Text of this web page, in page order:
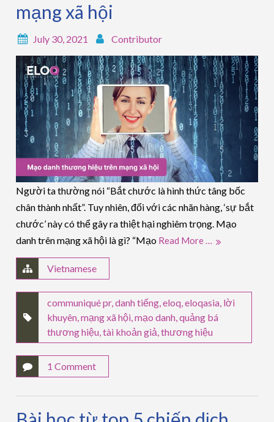
mạng xã hội
July 30, 2021 Contributor
Người ta thường nói “Bắt chước là hình thức tâng bốc
chân thành nhất”. Tuy nhiên, đối với các nhãn hàng, ‘sự bắt
chước’ này có thể gây ra thiệt hại nghiêm trọng. Mạo
danh trên mạng xã hội là gì? “Mạo Read More …
Vietnamese
communiqué pr,danh tiếng,eloq,eloqasia, lời
khuyên,mạng xã hội,mạo danh,quảng bá
thương hiệu,tài khoản giả,thương hiệu
1 Comment